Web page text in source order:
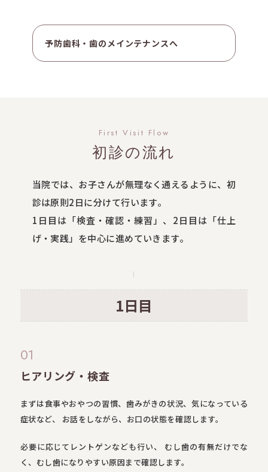
予防歯科・歯のメインテナンスへ
First Visit Flow
初診の流れ
当院では、お子さんが無理なく通えるように、初
診は原則2日に分けて行います。
1日目は「検査・確認・練習」、2日目は「仕上
げ・実践」を中心に進めていきます。
1日目
01
ヒアリング・検査
まずは食事やおやつの習慣、歯みがきの状況、気になっている
症状など、 お話をしながら、お口の状態を確認します。
必要に応じてレントゲンなども行い、 むし歯の有無だけでな
く、むし歯になりやすい原因まで確認します。